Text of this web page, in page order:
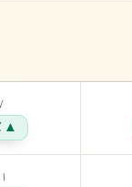
۷
▲ ۰.۹۲٪
۱ سال